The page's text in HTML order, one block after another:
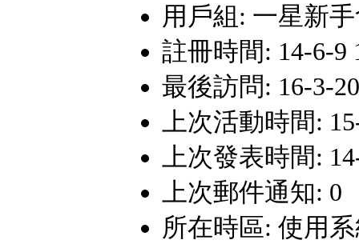
用戶組: 一星新
註冊時間: 14-6-9
最後訪問: 16-3-
上次活動時間:
上次發表時間:
上次郵件通知: 0
所在時區: 使用